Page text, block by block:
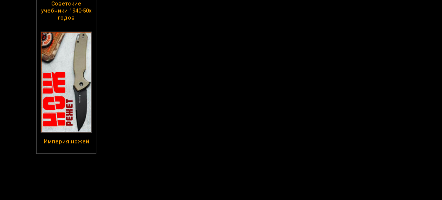
Советские
учебники 1940-50х
годов
Империя ножей